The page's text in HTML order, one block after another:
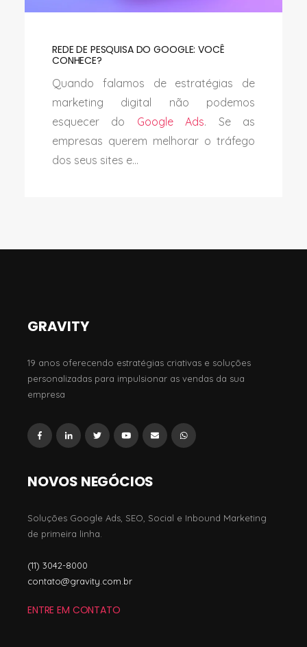
REDE DE PESQUISA DO GOOGLE: VOCÊ
CONHECE?
Quando falamos de estratégias de
marketing digital não podemos
esquecer do Google Ads. Se as
empresas querem melhorar o tráfego
dos seus sites e...
GRAVITY
19 anos oferecendo estratégias criativas e soluções
personalizadas para impulsionar as vendas da sua
empresa
NOVOS NEGÓCIOS
Soluções Google Ads, SEO, Social e Inbound Marketing
de primeira linha.
(11) 3042-8000
contato@gravity.com.br
ENTRE EM CONTATO